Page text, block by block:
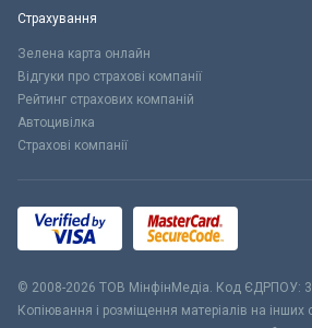
Страхування
Зелена карта онлайн
Відгуки про страхові компанії
Рейтинг страхових компаній
Автоцивілка
Страхові компанії
© 2008-2026 ТОВ МiнфiнМедiа. Код ЄДРПОУ:
Копіювання і розміщення матеріалів на інших